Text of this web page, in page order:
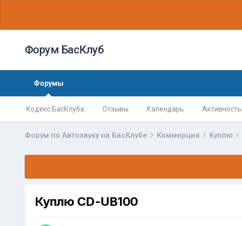
Форум БасКлуб
Форумы
Кодекс БасКлуба Отзывы Календарь Активность
Форум по Автозвуку на БасКлубе Коммерция Куплю
Куплю CD-UB100